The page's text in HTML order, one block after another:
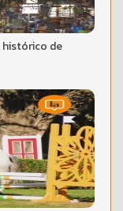
histórico de